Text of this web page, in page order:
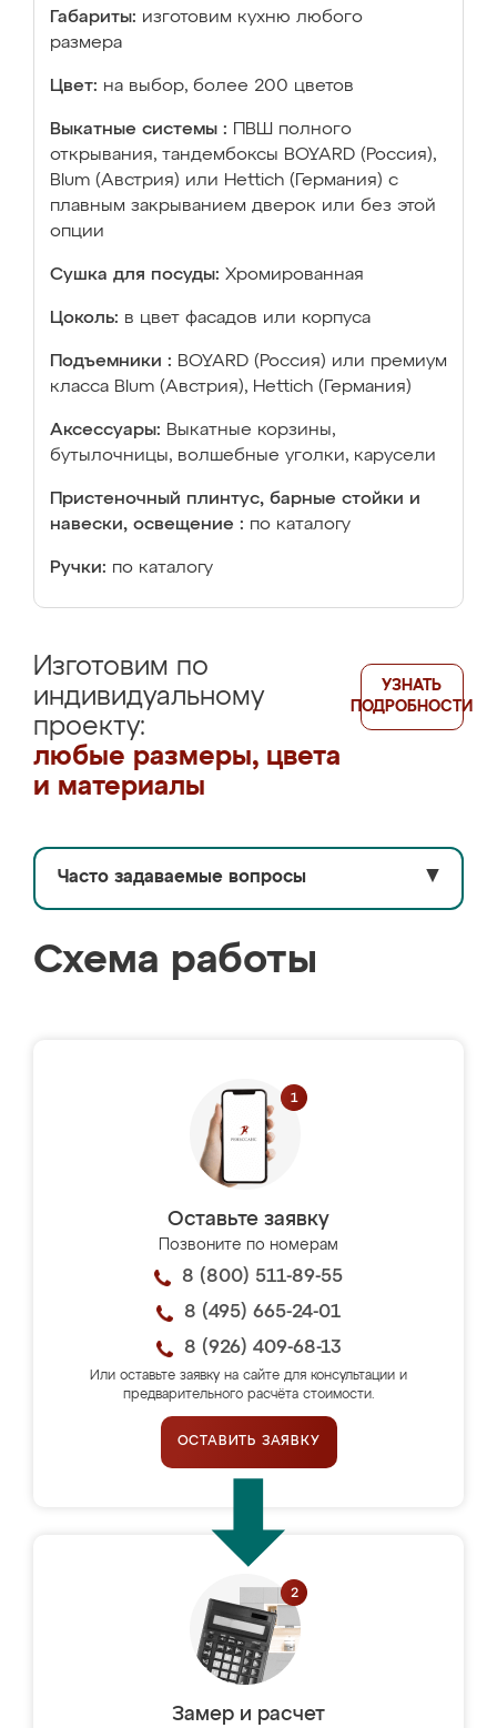
Габариты: изготовим кухню любого
размера
Цвет: на выбор, более 200 цветов
Выкатные системы :
ПВШ полного
открывания, тандембоксы BOYARD (Россия),
Blum (Австрия) или Hettich (Германия) с
плавным закрыванием дверок или без этой
опции
Сушка для посуды: Хромированная
Цоколь: в цвет фасадов или корпуса
Подъемники : BOYARD (Россия) или премиум
класса Blum (Австрия), Hettich (Германия)
Аксессуары: Выкатные корзины,
бутылочницы, волшебные уголки, карусели
Пристеночный плинтус, барные стойки и
навески, освещение : по каталогу
Ручки: по каталогу
Изготовим по
индивидуальному
проекту:
любые размеры, цвета
и материалы
УЗНАТЬ
ПОДРОБНОСТИ
Часто задаваемые вопросы ▼
Схема работы
Оставьте заявку
Позвоните по номерам
8 (800) 511-89-55
8 (495) 665-24-01
8 (926) 409-68-13
Или оставьте заявку на сайте для консультации и
предварительного расчёта стоимости.
ОСТАВИТЬ ЗАЯВКУ
Замер и расчет